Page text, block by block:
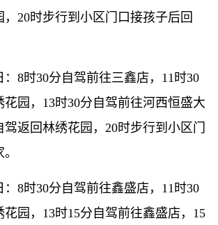
20时步行到小区门口接孩子后回
时30分自驾前往三鑫店，11时30
花园，13时30分自驾前往河西恒盛大
驾返回林绣花园，20时步行到小区门
时30分自驾前往鑫盛店，11时30
园，13时15分自驾前往鑫盛店，15